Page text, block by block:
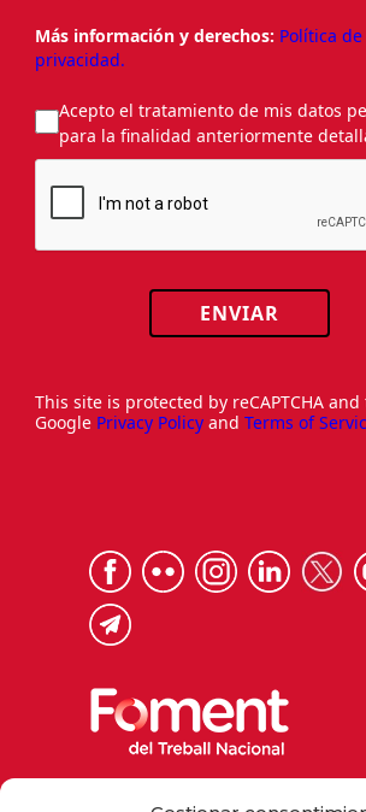
Más información y derechos: Política de
privacidad.
Acepto el tratamiento de mis datos
para la finalidad anteriormente
ENVIAR
This site is protected by reCAPTCHA and
Google Privacy Policy and Terms of